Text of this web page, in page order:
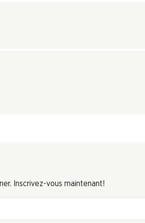
Inscrivez-vous maintenant!